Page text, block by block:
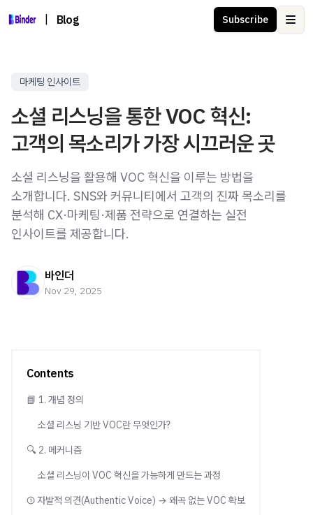
Blog Subscribe
마케팅 인사이트
소셜 리스닝을 통한 VOC 혁신:
고객의 목소리가 가장 시끄러운 곳
소셜 리스닝을 활용해 VOC 혁신을 이루는 방법을
소개합니다. SNS와 커뮤니티에서 고객의 진짜 목소리를
분석해 CX·마케팅·제품 전략으로 연결하는 실전
인사이트를 제공합니다.
바인더
Nov 29, 2025
Contents
📘 1. 개념 정의
소셜 리스닝 기반 VOC란 무엇인가?
🔍 2. 메커니즘
소셜 리스닝이 VOC 혁신을 가능하게 만드는 과정
① 자발적 의견(Authentic Voice) → 왜곡 없는 VOC 확보